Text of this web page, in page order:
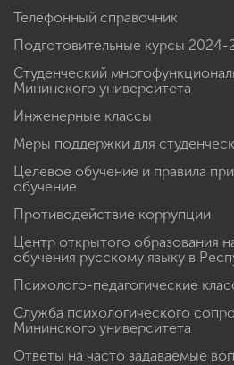
Телефонный справочник
Подготовительные курсы 2024-
Студенческий
Мининского университета
Инженерные классы
Меры поддержки для
Целевое обучение и правила
обучение
Противодействие коррупции
Центр открытого образования
обучения русскому языку в
Психолого-педагогические
Служба психологического
Мининского университета
Ответы на часто задаваемые